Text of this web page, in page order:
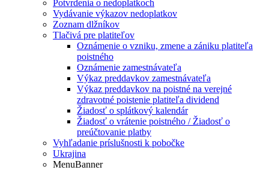
Potvrdenia o nedoplatkoch
Vydávanie výkazov nedoplatkov
Zoznam dlžníkov
Tlačivá pre platiteľov
Oznámenie o vzniku, zmene a zániku platiteľa
poistného
Oznámenie zamestnávateľa
Výkaz preddavkov zamestnávateľa
Výkaz preddavkov na poistné na verejné
zdravotné poistenie platiteľa dividend
Žiadosť o splátkový kalendár
Žiadosť o vrátenie poistného / Žiadosť o
preúčtovanie platby
Vyhľadanie príslušnosti k pobočke
Ukrajina
MenuBanner